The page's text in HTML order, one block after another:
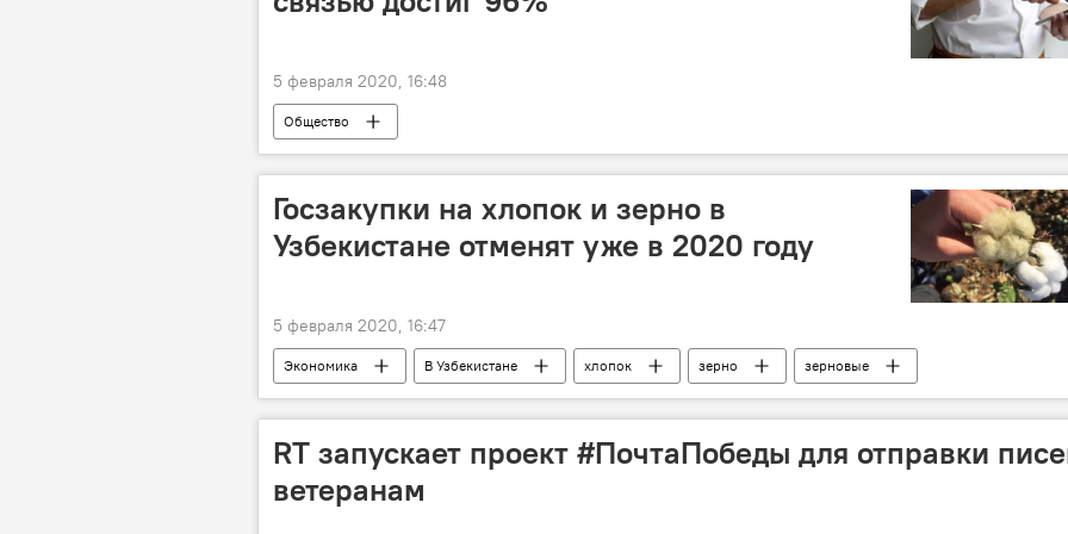
5 февраля 2020, 16:48
Общество
Госзакупки на хлопок и зерно в
Узбекистане отменят уже в 2020 году
5 февраля 2020, 16:47
Экономика В Узбекистане хлопок зерно
зерновые
Экономика
Узбекистан Госзакупки
RT запускает проект #ПочтаПобеды для отправки
ветеранам